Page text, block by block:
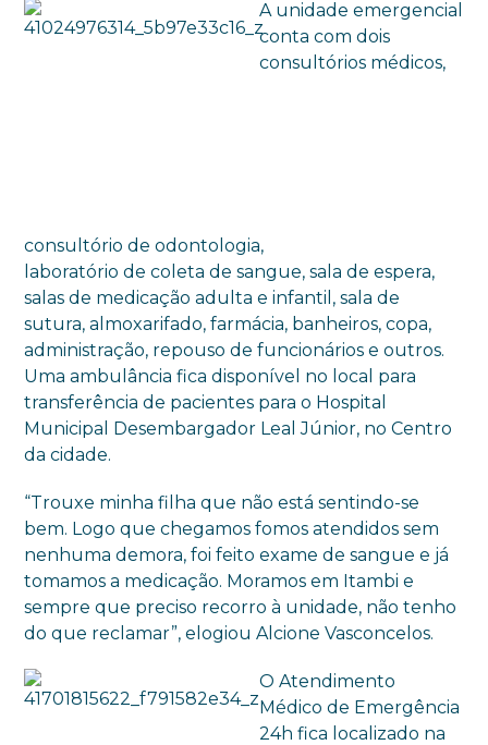
A unidade emergencial
conta com dois
consultórios médicos,
consultório de odontologia,
laboratório de coleta de sangue, sala de espera,
salas de medicação adulta e infantil, sala de
sutura, almoxarifado, farmácia, banheiros, copa,
administração, repouso de funcionários e outros.
Uma ambulância fica disponível no local para
transferência de pacientes para o Hospital
Municipal Desembargador Leal Júnior, no Centro
da cidade.
“Trouxe minha filha que não está sentindo-se
bem. Logo que chegamos fomos atendidos sem
nenhuma demora, foi feito exame de sangue e já
tomamos a medicação. Moramos em Itambi e
sempre que preciso recorro à unidade, não tenho
do que reclamar”, elogiou Alcione Vasconcelos.
O Atendimento
Médico de Emergência
24h fica localizado na